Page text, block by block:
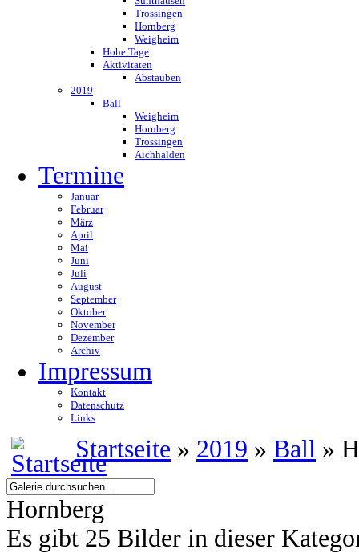
Trossingen
Hornberg
Weigheim
Hohe Tage
Aktivitaten
Abstauben
2019
Ball
Weigheim
Hornberg
Trossingen
Aichhalden
Termine
Januar
Februar
März
April
Mai
Juni
Juli
August
September
Oktober
November
Dezember
Archiv
Impressum
Kontakt
Datenschutz
Links
Startseite » 2019 » Ball »
Hornberg
Es gibt 25 Bilder in dieser